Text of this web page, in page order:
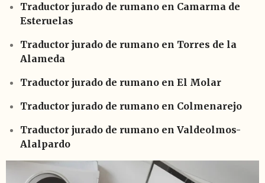
Traductor jurado de rumano en Camarma de
Esteruelas
Traductor jurado de rumano en Torres de la
Alameda
Traductor jurado de rumano en El Molar
Traductor jurado de rumano en Colmenarejo
Traductor jurado de rumano en Valdeolmos-
Alalpardo